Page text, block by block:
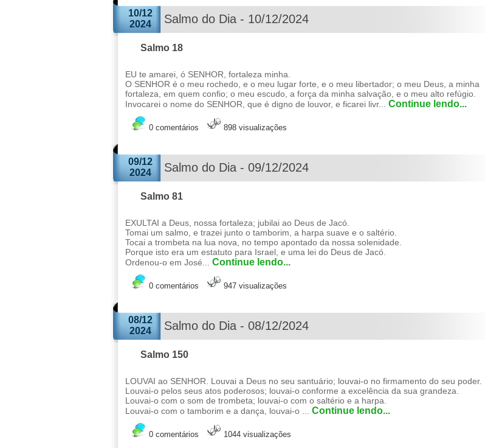
10/12
2024
Salmo do Dia - 10/12/2024
Salmo 18
EU te amarei, ó SENHOR, fortaleza minha.
O SENHOR é o meu rochedo, e o meu lugar forte, e o meu libertador; o meu Deus, a minha
fortaleza, em quem confio; o meu escudo, a força da minha salvação, e o meu alto refúgio.
Invocarei o nome do SENHOR, que é digno de louvor, e ficarei livr... Continue lendo...
0 comentários 898 visualizações
09/12
2024
Salmo do Dia - 09/12/2024
Salmo 81
EXULTAI a Deus, nossa fortaleza; jubilai ao Deus de Jacó.
Tomai um salmo, e trazei junto o tamborim, a harpa suave e o saltério.
Tocai a trombeta na lua nova, no tempo apontado da nossa solenidade.
Porque isto era um estatuto para Israel, e uma lei do Deus de Jacó.
Ordenou-o em José... Continue lendo...
0 comentários 947 visualizações
08/12
2024
Salmo do Dia - 08/12/2024
Salmo 150
LOUVAI ao SENHOR. Louvai a Deus no seu santuário; louvai-o no firmamento do seu poder.
Louvai-o pelos seus atos poderosos; louvai-o conforme a excelência da sua grandeza.
Louvai-o com o som de trombeta; louvai-o com o saltério e a harpa.
Louvai-o com o tamborim e a dança, louvai-o ... Continue lendo...
0 comentários 1044 visualizações